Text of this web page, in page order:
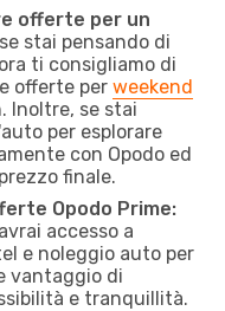
offerte per un
se stai pensando di
ti consigliamo di
offerte per weekend
Inoltre, se stai
per esplorare
con Opodo ed
finale.
Opodo Prime:
accesso a
e noleggio auto per
vantaggio di
e tranquillità.